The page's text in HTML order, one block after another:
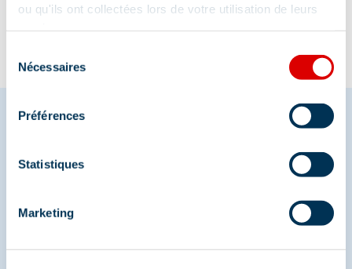
ou qu'ils ont collectées lors de votre utilisation de leurs
Nécessaires
Préférences
Statistiques
Marketing
Share your moments in
And join us on social media